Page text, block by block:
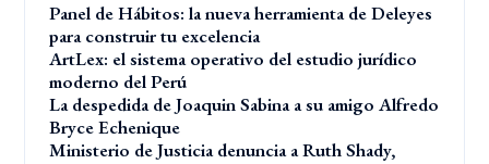
Panel de Hábitos: la nueva herramienta de Deleyes
para construir tu excelencia
ArtLex: el sistema operativo del estudio jurídico
moderno del Perú
La despedida de Joaquin Sabina a su amigo Alfredo
Bryce Echenique
Ministerio de Justicia denuncia a Ruth Shady,